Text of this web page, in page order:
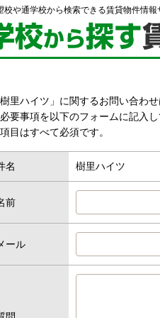
校や通学校から検索できる賃貸物件情報
樹里ハイツ」に関するお問い合わ
要事項を以下のフォームに記入し
目はすべて必須です。
名 樹里ハイツ
前
ール